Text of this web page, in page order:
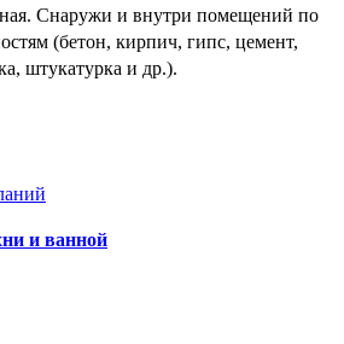
Снаружи и внутри помещений по
(бетон, кирпич, гипс, цемент,
штукатурка и др.).
и ванной